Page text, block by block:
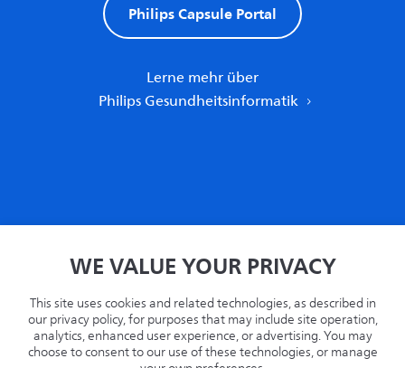
Philips Capsule Portal
Lerne mehr über
Philips Gesundheitsinformatik
Privatsphäre
Recycling
Philips.com
WE VALUE YOUR PRIVACY
This site uses cookies and related technologies, as described in
our privacy policy, for purposes that may include site operation,
analytics, enhanced user experience, or advertising. You may
choose to consent to our use of these technologies, or manage